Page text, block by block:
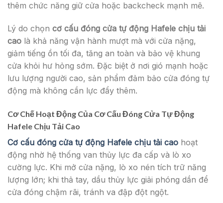
thêm chức năng giữ cửa hoặc backcheck mạnh mẽ.
Lý do chọn cơ cấu đóng cửa tự động Hafele chịu tải
cao là khả năng vận hành mượt mà với cửa nặng,
giảm tiếng ồn tối đa, tăng an toàn và bảo vệ khung
cửa khỏi hư hỏng sớm. Đặc biệt ở nơi gió mạnh hoặc
lưu lượng người cao, sản phẩm đảm bảo cửa đóng tự
động mà không cần lực đẩy thêm.
Cơ Chế Hoạt Động Của Cơ Cấu Đóng Cửa Tự Động
Hafele Chịu Tải Cao
Cơ cấu đóng cửa tự động Hafele chịu tải cao hoạt
động nhờ hệ thống van thủy lực đa cấp và lò xo
cường lực. Khi mở cửa nặng, lò xo nén tích trữ năng
lượng lớn; khi thả tay, dầu thủy lực giải phóng dần để
cửa đóng chậm rãi, tránh va đập đột ngột.